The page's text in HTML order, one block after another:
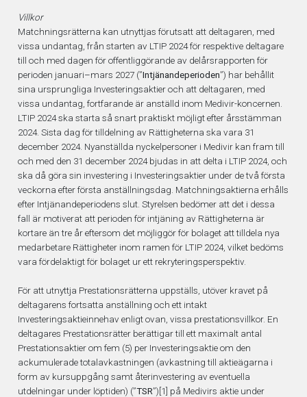
Villkor
Matchningsrätterna kan utnyttjas förutsatt att deltagaren, med
vissa undantag, från starten av LTIP 2024 för respektive deltagare
till och med dagen för offentliggörande av delårsrapporten för
perioden januari–mars 2027 (”Intjänandeperioden”) har behållit
sina ursprungliga Investeringsaktier och att deltagaren, med
vissa undantag, fortfarande är anställd inom Medivir-koncernen.
LTIP 2024 ska starta så snart praktiskt möjligt efter årsstämman
2024. Sista dag för tilldelning av Rättigheterna ska vara 31
december 2024. Nyanställda nyckelpersoner i Medivir kan fram till
och med den 31 december 2024 bjudas in att delta i LTIP 2024, och
ska då göra sin investering i Investeringsaktier under de två första
veckorna efter första anställningsdag. Matchningsaktierna erhålls
efter Intjänandeperiodens slut. Styrelsen bedömer att det i dessa
fall är motiverat att perioden för intjäning av Rättigheterna är
kortare än tre år eftersom det möjliggör för bolaget att tilldela nya
medarbetare Rättigheter inom ramen för LTIP 2024, vilket bedöms
vara fördelaktigt för bolaget ur ett rekryteringsperspektiv.
För att utnyttja Prestationsrätterna uppställs, utöver kravet på
deltagarens fortsatta anställning och ett intakt
Investeringsaktieinnehav enligt ovan, vissa prestationsvillkor. En
deltagares Prestationsrätter berättigar till ett maximalt antal
Prestationsaktier om fem (5) per Investeringsaktie om den
ackumulerade totalavkastningen (avkastning till aktieägarna i
form av kursuppgång samt återinvestering av eventuella
utdelningar under löptiden) (”TSR”)[1] på Medivirs aktie under